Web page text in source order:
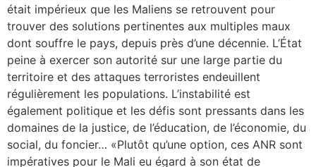
était impérieux que les Maliens se retrouvent pour
trouver des solutions pertinentes aux multiples maux
dont souffre le pays, depuis près d’une décennie. L’État
peine à exercer son autorité sur une large partie du
territoire et des attaques terroristes endeuillent
régulièrement les populations. L’instabilité est
également politique et les défis sont pressants dans les
domaines de la justice, de l’éducation, de l’économie, du
social, du foncier… «Plutôt qu’une option, ces ANR sont
impératives pour le Mali eu égard à son état de